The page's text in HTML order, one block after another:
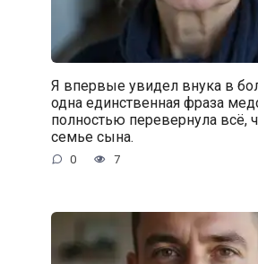
Я впервые увидел внука в
одна единственная фраза
полностью перевернула всё,
семье сына.
0 7